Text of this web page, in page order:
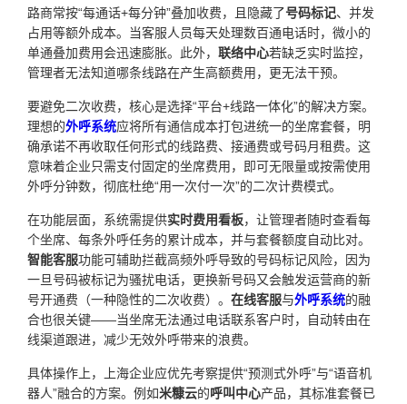
路商常按“每通话+每分钟”叠加收费，且隐藏了号码标记、并发
占用等额外成本。当客服人员每天处理数百通电话时，微小的
单通叠加费用会迅速膨胀。此外， 联络中心若缺乏实时监控，
管理者无法知道哪条线路在产生高额费用，更无法干预。
要避免二次收费，核心是选择“平台+线路一体化”的解决方案。
理想的外呼系统应将所有通信成本打包进统一的坐席套餐，明
确承诺不再收取任何形式的线路费、接通费或号码月租费。这
意味着企业只需支付固定的坐席费用，即可无限量或按需使用
外呼分钟数，彻底杜绝“用一次付一次”的二次计费模式。
在功能层面，系统需提供实时费用看板，让管理者随时查看每
个坐席、每条外呼任务的累计成本，并与套餐额度自动比对。
智能客服功能可辅助拦截高频外呼导致的号码标记风险，因为
一旦号码被标记为骚扰电话，更换新号码又会触发运营商的新
号开通费（一种隐性的二次收费）。 在线客服与外呼系统的融
合也很关键——当坐席无法通过电话联系客户时，自动转由在
线渠道跟进，减少无效外呼带来的浪费。
具体操作上，上海企业应优先考察提供“预测式外呼”与“语音机
器人”融合的方案。例如米糠云的呼叫中心产品，其标准套餐已